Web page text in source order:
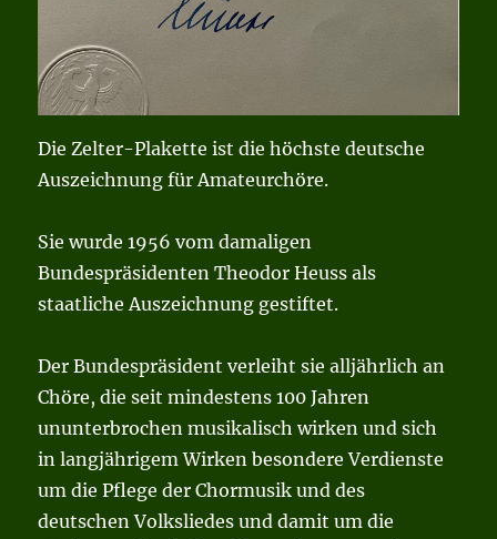
Die Zelter-Plakette ist die höchste deutsche
Auszeichnung für Amateurchöre.
Sie wurde 1956 vom damaligen
Bundespräsidenten Theodor Heuss als
staatliche Auszeichnung gestiftet.
Der Bundespräsident verleiht sie alljährlich an
Chöre, die seit mindestens 100 Jahren
ununterbrochen musikalisch wirken und sich
in langjährigem Wirken besondere Verdienste
um die Pflege der Chormusik und des
deutschen Volksliedes und damit um die